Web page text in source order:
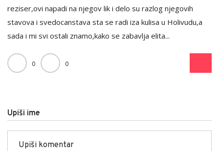
reziser,ovi napadi na njegov lik i delo su razlog njegovih
stavova i svedocanstava sta se radi iza kulisa u Holivudu,a
sada i mi svi ostali znamo,kako se zabavlja elita...
0 0
Upiši ime